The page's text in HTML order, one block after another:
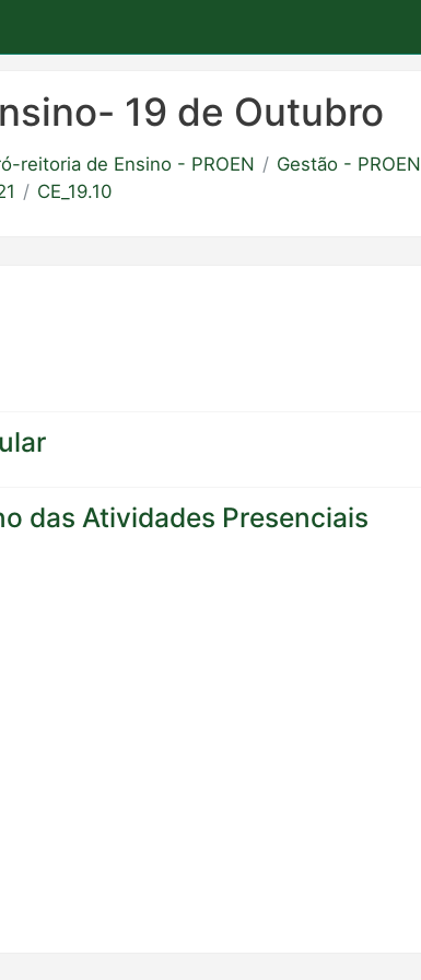
19 de Outubro
reitoria de Ensino - PROEN Gestão - PROEN
CE_19.10
das Atividades Presenciais